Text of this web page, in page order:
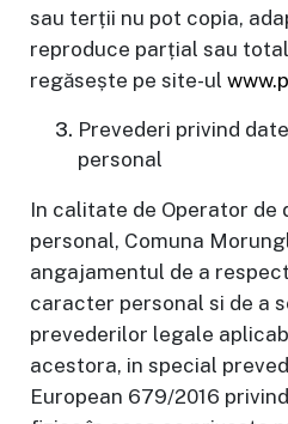
sau terții nu pot copia,
reproduce parțial sau
regăsește pe site-ul
Prevederi privind
personal
In calitate de Operator de
personal, Comuna
angajamentul de a
caracter personal si de a
prevederilor legale
acestora, in special
European 679/2016